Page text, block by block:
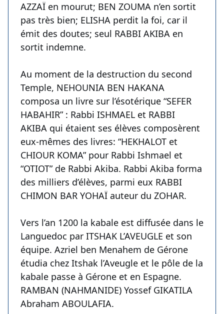
AZZAÏ en mourut; BEN ZOUMA n’en sortit
pas très bien; ELISHA perdit la foi, car il
émit des doutes; seul RABBI AKIBA en
sortit indemne.
Au moment de la destruction du second
Temple, NEHOUNIA BEN HAKANA
composa un livre sur l’ésotérique “SEFER
HABAHIR” : Rabbi ISHMAEL et RABBI
AKIBA qui étaient ses élèves composèrent
eux-mêmes des livres: “HEKHALOT et
CHIOUR KOMA” pour Rabbi Ishmael et
“OTIOT” de Rabbi Akiba. Rabbi Akiba forma
des milliers d’élèves, parmi eux RABBI
CHIMON BAR YOHAÏ auteur du ZOHAR.
Vers l’an 1200 la kabale est diffusée dans le
Languedoc par ITSHAK L’AVEUGLE et son
équipe. Azriel ben Menahem de Gérone
étudia chez Itshak l’Aveugle et le pôle de la
kabale passe à Gérone et en Espagne.
RAMBAN (NAHMANIDE) Yossef GIKATILA
Abraham ABOULAFIA.